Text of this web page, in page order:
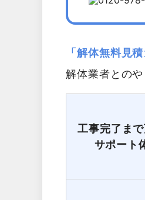
「解体無料見
解体業者との
工事完了ま
サポート